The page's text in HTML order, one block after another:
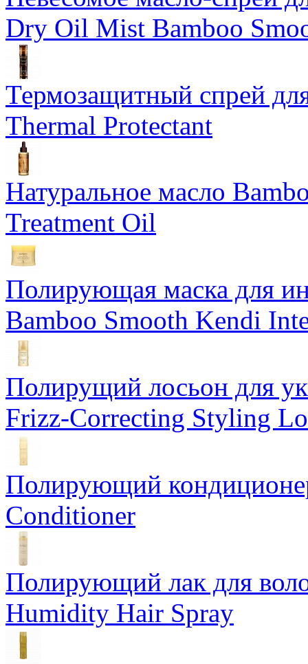
Dry Oil Mist Bamboo
Термозащитный спрей
Thermal Protectant
Натуральное масло
Treatment Oil
Полирующая маска для
Bamboo Smooth Kendi
Полирущий лосьон для
Frizz-Correcting Styling
Полирующий
Conditioner
Полирующий лак для
Humidity Hair Spray